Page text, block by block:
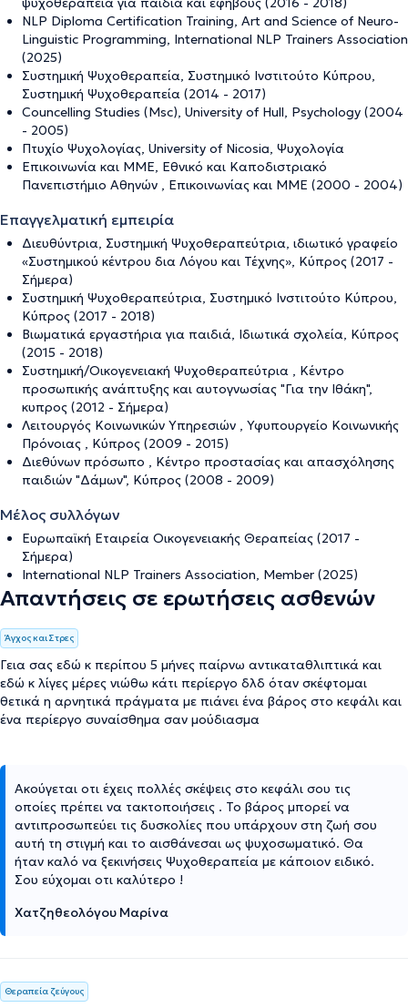
NLP Diploma Certification Training, Art and Science of Neuro-
Linguistic Programming, International NLP Trainers Association
(2025)
Συστημική Ψυχοθεραπεία, Συστημικό Ινστιτούτο Κύπρου,
Συστημική Ψυχοθεραπεία (2014 - 2017)
Councelling Studies (Msc), University of Hull, Psychology (2004
- 2005)
Πτυχίο Ψυχολογίας, University of Nicosia, Ψυχολογία
Επικοινωνία και ΜΜΕ, Εθνικό και Καποδιστριακό
Πανεπιστήμιο Αθηνών , Επικοινωνίας και ΜΜΕ (2000 - 2004)
Επαγγελματική εμπειρία
Διευθύντρια, Συστημική Ψυχοθεραπεύτρια, ιδιωτικό γραφείο
«Συστημικού κέντρου δια Λόγου και Τέχνης», Κύπρος (2017 -
Σήμερα)
Συστημική Ψυχοθεραπεύτρια, Συστημικό Ινστιτούτο Κύπρου,
Κύπρος (2017 - 2018)
Βιωματικά εργαστήρια για παιδιά, Ιδιωτικά σχολεία, Κύπρος
(2015 - 2018)
Συστημική/Οικογενειακή Ψυχοθεραπεύτρια , Κέντρο
προσωπικής ανάπτυξης και αυτογνωσίας "Για την Ιθάκη",
κυπρος (2012 - Σήμερα)
Λειτουργός Κοινωνικών Υπηρεσιών , Υφυπουργείο Κοινωνικής
Πρόνοιας , Κύπρος (2009 - 2015)
Διεθύνων πρόσωπο , Κέντρο προστασίας και απασχόλησης
παιδιών "Δάμων", Κύπρος (2008 - 2009)
Μέλος συλλόγων
Ευρωπαϊκή Εταιρεία Οικογενειακής Θεραπείας (2017 -
Σήμερα)
International NLP Trainers Association, Member (2025)
Απαντήσεις σε ερωτήσεις ασθενών
Άγχος και Στρες
Γεια σας εδώ κ περίπου 5 μήνες παίρνω αντικαταθλιπτικά και
εδώ κ λίγες μέρες νιώθω κάτι περίεργο δλδ όταν σκέφτομαι
θετικά η αρνητικά πράγματα με πιάνει ένα βάρος στο κεφάλι και
ένα περίεργο συναίσθημα σαν μούδιασμα
Ακούγεται οτι έχεις πολλές σκέψεις στο κεφάλι σου τις
οποίες πρέπει να τακτοποιήσεις . Το βάρος μπορεί να
αντιπροσωπεύει τις δυσκολίες που υπάρχουν στη ζωή σου
αυτή τη στιγμή και το αισθάνεσαι ως ψυχοσωματικό. Θα
ήταν καλό να ξεκινήσεις Ψυχοθεραπεία με κάποιον ειδικό.
Σου εύχομαι οτι καλύτερο !
Χατζηθεολόγου Μαρίνα
Θεραπεία ζεύγους